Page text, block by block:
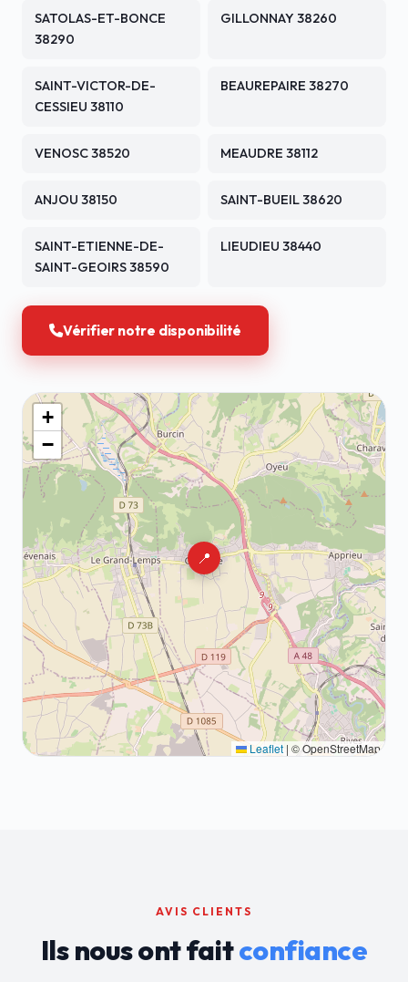
SATOLAS-ET-BONCE
38290
GILLONNAY 38260
SAINT-VICTOR-DE-
CESSIEU 38110
BEAUREPAIRE 38270
VENOSC 38520 MEAUDRE 38112
ANJOU 38150 SAINT-BUEIL 38620
SAINT-ETIENNE-DE-
SAINT-GEOIRS 38590
LIEUDIEU 38440
Vérifier notre disponibilité
📍
+
−
Leaflet | © OpenStreetMap
AVIS CLIENTS
Ils nous ont faitconfiance